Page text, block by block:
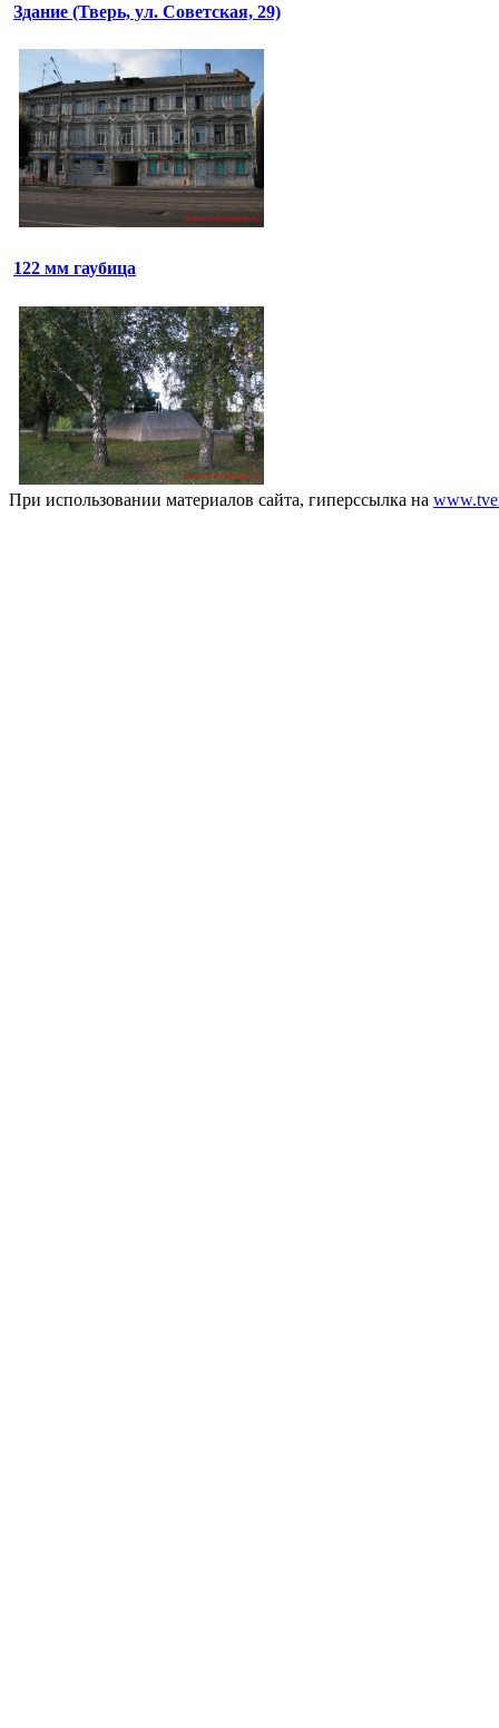
Здание (Тверь, ул. Советская, 29)
122 мм гаубица
При использовании материалов сайта, гиперссылка на